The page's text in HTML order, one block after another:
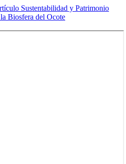
Sustentabilidad y Patrimonio
Biosfera del Ocote